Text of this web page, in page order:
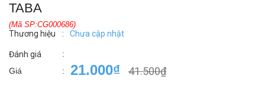
TABA
(Mã SP:CG000686)
Thương hiệu : Chưa cập nhật
Đánh giá
:
Giá
: 21.000₫ 41.500₫